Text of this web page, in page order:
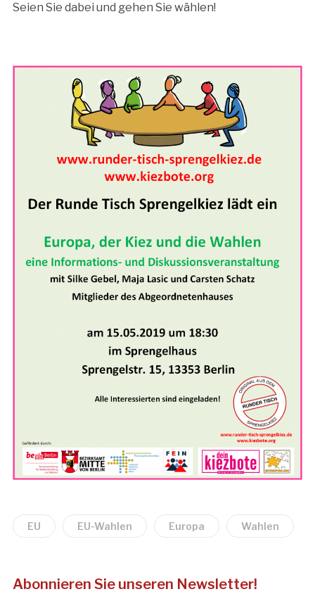
Seien Sie dabei und gehen Sie wählen!
EU EU-Wahlen Europa Wahlen
Abonnieren Sie unseren Newsletter!